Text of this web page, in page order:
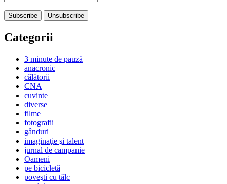
Categorii
3 minute de pauză
anacronic
călătorii
CNA
cuvinte
diverse
filme
fotografii
gânduri
imaginaţie şi talent
jurnal de campanie
Oameni
pe bicicletă
poveşti cu tâlc